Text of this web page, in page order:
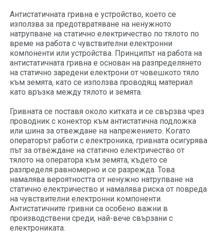
Антистатичната гривна е устройство, което се
използва за предотвратяване на ненужното
натрупване на статично електричество по тялото по
време на работа с чувствителни електронни
компоненти или устройства. Принципът на работа на
антистатичната гривна е основан на разпределянето
на статично заредени електрони от човешкото тяло
към земята, като се използва проводящ материал
като връзка между тялото и земята.
Гривната се поставя около китката и се свързва чрез
проводник с конектор към антистатична подложка
или шина за отвеждане на напрежението. Когато
операторът работи с електроника, гривната осигурява
път за отвеждане на статично електричество от
тялото на оператора към земята, където се
разпределя равномерно и се разрежда. Това
намалява вероятността от ненужно натрупване на
статично електричество и намалява риска от повреда
на чувствителни електронни компоненти.
Антистатичните гривни са особено важни в
производствени среди, най-вече свързани с
електрониката.